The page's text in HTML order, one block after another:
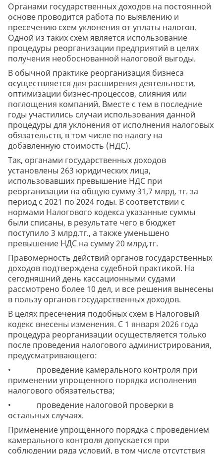
Органами государственных доходов на постоянной
основе проводится работа по выявлению и
пресечению схем уклонения от уплаты налогов.
Одной из таких схем является использование
процедуры реорганизации предприятий в целях
получения необоснованной налоговой выгоды.
В обычной практике реорганизация бизнеса
осуществляется для расширения деятельности,
оптимизации бизнес-процессов, слияния или
поглощения компаний. Вместе с тем в последние
годы участились случаи использования данной
процедуры для уклонения от исполнения налоговых
обязательств, в том числе по налогу на
добавленную стоимость (НДС).
Так, органами государственных доходов
установлены 263 юридических лица,
использовавших превышение НДС при
реорганизации на общую сумму 31,7 млрд. тг. за
период с 2021 по 2024 годы. В соответствии с
нормами Налогового кодекса указанные суммы
были списаны, в результате чего в бюджет
поступило 3 млрд.тг., а также уменьшено
превышение НДС на сумму 20 млрд.тг.
Правомерность действий органов государственных
доходов подтверждена судебной практикой. На
сегодняшний день кассационными судами
рассмотрено более 10 дел, и все решения вынесены
в пользу органов государственных доходов.
В целях пресечения подобных схем в Налоговый
кодекс внесены изменения. С 1 января 2026 года
процедура реорганизации осуществляется только
после проведения налогового администрирования,
предусматривающего:
• проведение камерального контроля при
применении упрощенного порядка исполнения
налогового обязательства;
• проведение налоговой проверки в
остальных случаях.
Применение упрощенного порядка с проведением
камерального контроля допускается при
соблюдении ряда условий, в том числе отсутствия